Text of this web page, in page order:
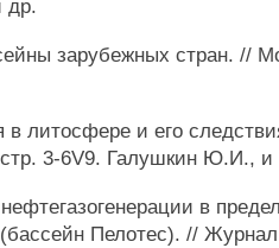
др.
зарубежных стран. //
в литосфере и его
3-6V9. Галушкин Ю.И., и
в
(бассейн Пелотес). //